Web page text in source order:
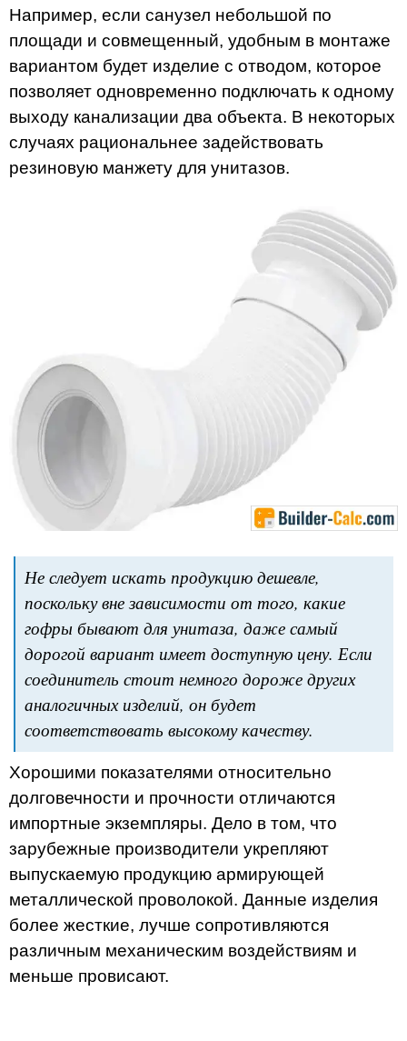
Например, если санузел небольшой по
площади и совмещенный, удобным в монтаже
вариантом будет изделие с отводом, которое
позволяет одновременно подключать к одному
выходу канализации два объекта. В некоторых
случаях рациональнее задействовать
резиновую манжету для унитазов.
Не следует искать продукцию дешевле,
поскольку вне зависимости от того, какие
гофры бывают для унитаза, даже самый
дорогой вариант имеет доступную цену. Если
соединитель стоит немного дороже других
аналогичных изделий, он будет
соответствовать высокому качеству.
Хорошими показателями относительно
долговечности и прочности отличаются
импортные экземпляры. Дело в том, что
зарубежные производители укрепляют
выпускаемую продукцию армирующей
металлической проволокой. Данные изделия
более жесткие, лучше сопротивляются
различным механическим воздействиям и
меньше провисают.